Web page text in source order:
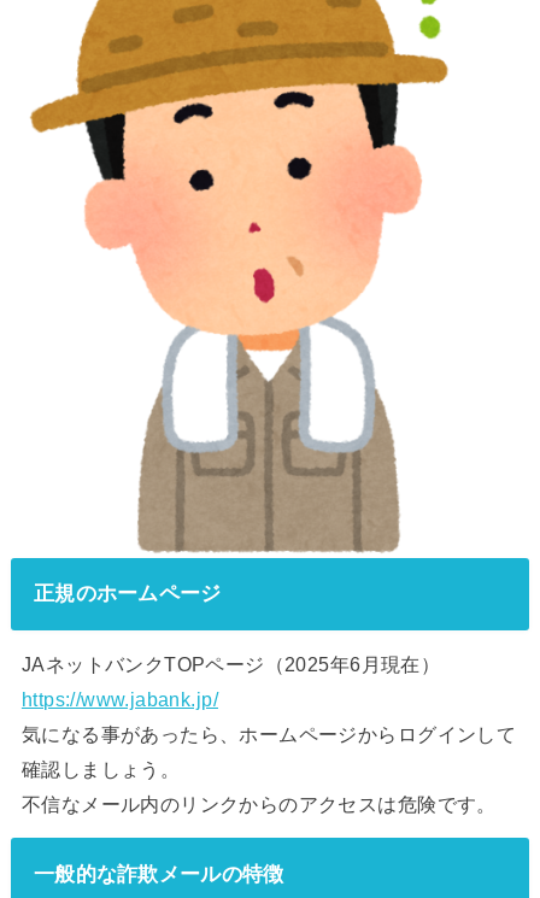
正規のホームページ
JAネットバンクTOPページ（2025年6月現在）
https://www.jabank.jp/
気になる事があったら、ホームページからログインして
確認しましょう。
不信なメール内のリンクからのアクセスは危険です。
一般的な詐欺メールの特徴